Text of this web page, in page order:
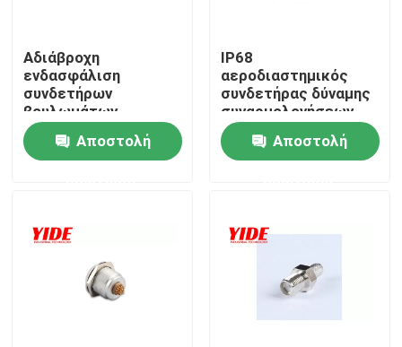
Σπίτι
Σχετικά με εμάς
Προϊόντα
Αδιάβροχη
ενδασφάλιση
συνδετήρων
βουλωμάτων
αεροπορίας ODM
IP68 άνδρα-γυναίκας
Αποστολή
IP68
αεροδιαστημικός
συνδετήρας δύναμης
συναρμολογήσεων
συνδετήρων
καλωδίων
αεροπορίας
Αποστολή